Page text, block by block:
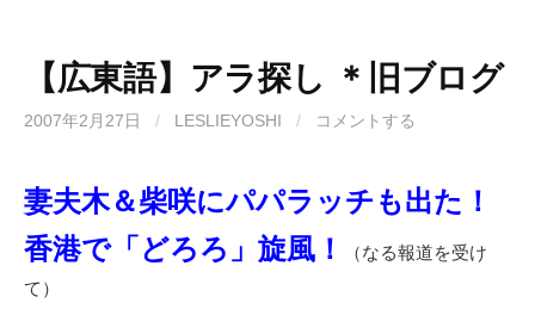
【広東語】アラ探し ＊旧ブログ
2007年2月27日 / LESLIEYOSHI / コメントする
妻夫木＆柴咲にパパラッチも出た！
香港で「どろろ」旋風！
（なる報道を受け
て）